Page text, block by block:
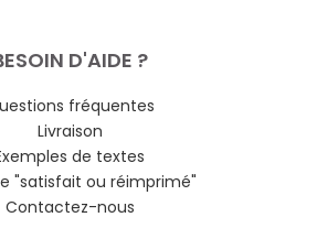
D'AIDE ?
fréquentes
Livraison
de textes
"satisfait ou réimprimé"
Contactez-nous